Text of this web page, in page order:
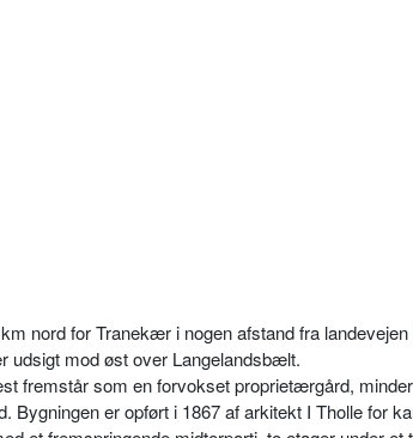
nord for Tranekær i nogen afstand fra
udsigt mod øst over Langelandsbælt.
fremstår som en forvokset proprietærgård,
Bygningen er opført i 1867 af arkitekt I Tholle for